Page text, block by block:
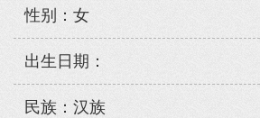
性别：女
出生日期：
民族：汉族